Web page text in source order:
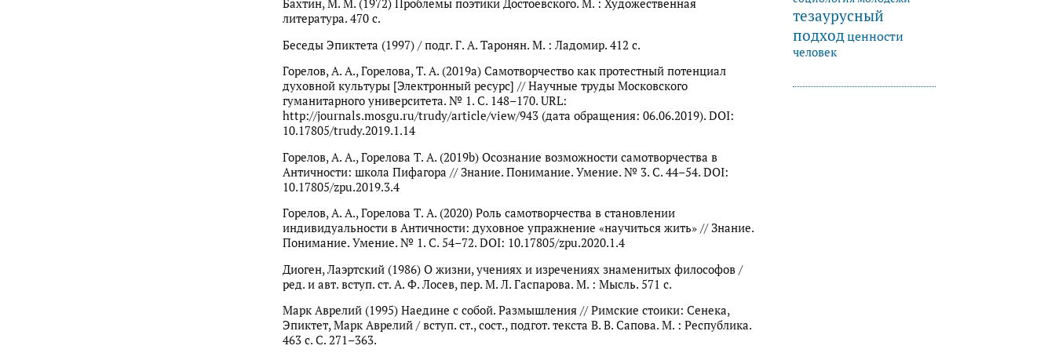
тезаурусный
подходценности
человек
Бахтин, М. М. (1972) Проблемы поэтики Достоевского. М. : Художественная
литература. 470 с.
Беседы Эпиктета (1997) / подг. Г. А. Таронян. М. : Ладомир. 412 с.
Горелов, А. А., Горелова, Т. А. (2019а) Самотворчество как протестный потенциал
духовной культуры [Электронный ресурс] // Научные труды Московского
гуманитарного университета. № 1. С. 148–170. URL:
http://journals.mosgu.ru/trudy/article/view/943 (дата обращения: 06.06.2019). DOI:
10.17805/trudy.2019.1.14
Горелов, А. А., Горелова Т. А. (2019b) Осознание возможности самотворчества в
Античности: школа Пифагора // Знание. Понимание. Умение. № 3. С. 44–54. DOI:
10.17805/zpu.2019.3.4
Горелов, А. А., Горелова Т. А. (2020) Роль самотворчества в становлении
индивидуальности в Античности: духовное упражнение «научиться жить» // Знание.
Понимание. Умение. № 1. С. 54–72. DOI: 10.17805/zpu.2020.1.4
Диоген, Лаэртский (1986) О жизни, учениях и изречениях знаменитых философов /
ред. и авт. вступ. ст. А. Ф. Лосев, пер. М. Л. Гаспарова. М. : Мысль. 571 с.
Марк Аврелий (1995) Наедине с собой. Размышления // Римские стоики: Сенека,
Эпиктет, Марк Аврелий / вступ. ст., сост., подгот. текста В. В. Сапова. М. : Республика.
463 с. С. 271–363.